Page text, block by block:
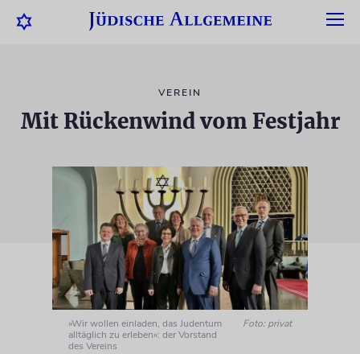
VEREIN
Mit Rückenwind vom Festjahr
»Wir wollen einladen, das Judentum
alltäglich zu erleben«: der Vorstand
des Vereins
Foto: privat